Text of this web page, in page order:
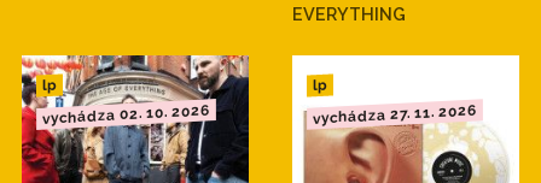
EVERYTHING
lp
vychádza 02. 10. 2026
lp
vychádza 27. 11. 2026